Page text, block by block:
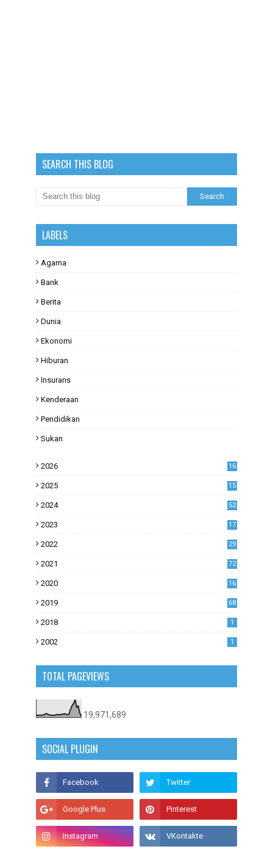
SEARCH THIS BLOG
LABELS
Agama
Bank
Berita
Dunia
Ekonomi
Hiburan
Insurans
Kenderaan
Pendidikan
Sukan
2026 16
2025 15
2024 52
2023
17
2022
29
2021
72
2020
16
2019
68
2018 1
2002 1
TOTAL PAGEVIEWS
19,971,689
SOCIAL PLUGIN